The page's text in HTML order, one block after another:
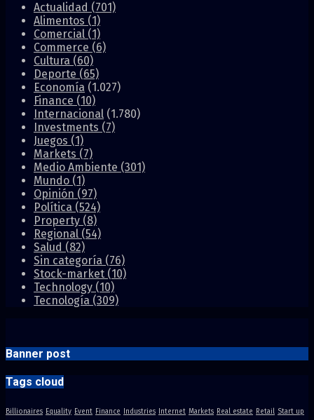
Actualidad (701)
Alimentos (1)
Comercial (1)
Commerce (6)
Cultura (60)
Deporte (65)
Economía (1.027)
Finance (10)
Internacional (1.780)
Investments (7)
Juegos (1)
Markets (7)
Medio Ambiente (301)
Mundo (1)
Opinión (97)
Política (524)
Property (8)
Regional (54)
Salud (82)
Sin categoría (76)
Stock-market (10)
Technology (10)
Tecnología (309)
Banner post
Tags cloud
Billionaires Equality Event Finance Industries Internet Markets Real estate Retail Start up